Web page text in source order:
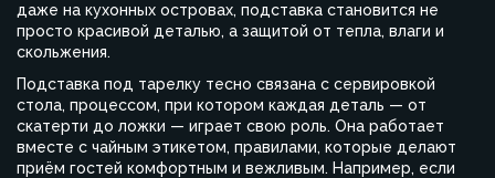
даже на кухонных островах, подставка становится не
просто красивой деталью, а защитой от тепла, влаги и
скольжения.
Подставка под тарелку тесно связана с сервировкой
стола, процессом, при котором каждая деталь — от
скатерти до ложки — играет свою роль. Она работает
вместе с чайным этикетом, правилами, которые делают
приём гостей комфортным и вежливым. Например, если